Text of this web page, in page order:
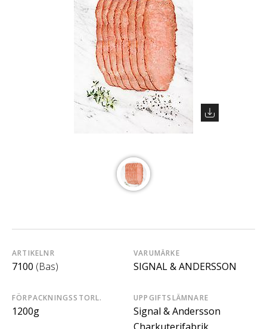
ARTIKELNR
7100 (Bas)
VARUMÄRKE
SIGNAL & ANDERSSON
FÖRPACKNINGSSTORL.
1200g
UPPGIFTSLÄMNARE
Signal & Andersson